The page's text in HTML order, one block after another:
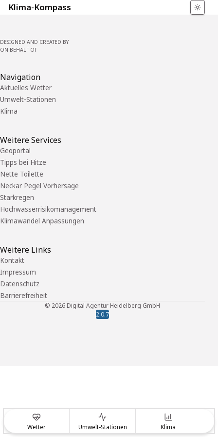
Klima-Kompass
DESIGNED AND CREATED BY
ON BEHALF OF
Navigation
Aktuelles Wetter
Umwelt-Stationen
Klima
Weitere Services
Geoportal
Tipps bei Hitze
Nette Toilette
Neckar Pegel Vorhersage
Starkregen
Hochwasserrisikomanagement
Klimawandel Anpassungen
Weitere Links
Kontakt
Impressum
Datenschutz
Barrierefreiheit
© 2026 Digital Agentur Heidelberg GmbH
2.0.7
Wetter Umwelt-Stationen Klima